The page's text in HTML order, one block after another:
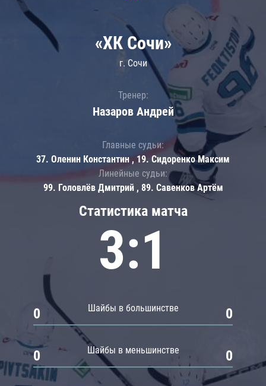
Статистика матча
3:1
Шайбы в большинстве
0 0
Шайбы в меньшинстве
0 0
«ХК Сочи»
г. Сочи
Тренер:
Назаров Андрей
Главные судьи:
37. Оленин Константин , 19. Сидоренко Максим
Линейные судьи:
99. Головлёв Дмитрий , 89. Савенков Артём